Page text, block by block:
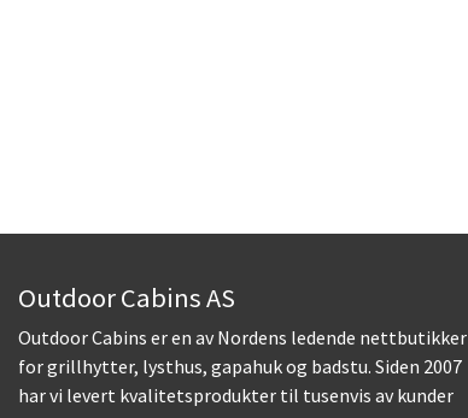
Outdoor Cabins AS
Outdoor Cabins er en av Nordens ledende nettbutikker
for grillhytter, lysthus, gapahuk og badstu. Siden 2007
har vi levert kvalitetsprodukter til tusenvis av kunder